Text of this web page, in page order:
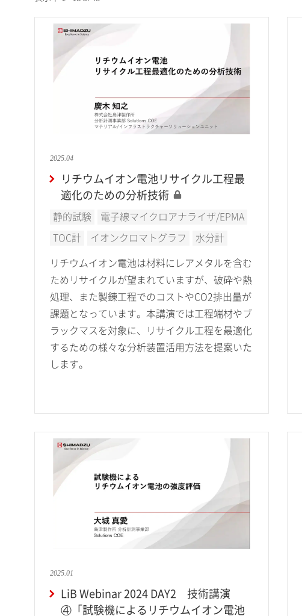
2025.04
リチウムイオン電池リサイクル工程最
適化のための分析技術
静的試験 電子線マイクロアナライザ/EPMA
TOC計 イオンクロマトグラフ 水分計
リチウムイオン電池は材料にレアメタルを含む
ためリサイクルが望まれていますが、破砕や熱
処理、また製錬工程でのコストやCO2排出量が
課題となっています。本講演では工程端材やブ
ラックマスを対象に、リサイクル工程を最適化
するための様々な分析装置活用方法を提案いた
します。
2025.01
LiB Webinar 2024 DAY2 技術講演
④「試験機によるリチウムイオン電池